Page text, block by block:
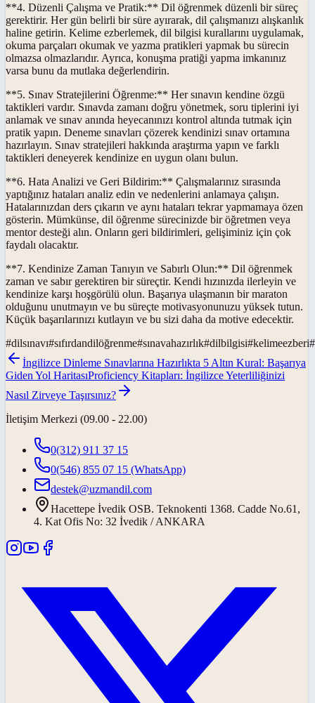
**4. Düzenli Çalışma ve Pratik:** Dil öğrenmek düzenli bir süreç
gerektirir. Her gün belirli bir süre ayırarak, dil çalışmanızı alışkanlık
haline getirin. Kelime ezberlemek, dil bilgisi kurallarını uygulamak,
okuma parçaları okumak ve yazma pratikleri yapmak bu sürecin
olmazsa olmazlarıdır. Ayrıca, konuşma pratiği yapma imkanınız
varsa bunu da mutlaka değerlendirin.
**5. Sınav Stratejilerini Öğrenme:** Her sınavın kendine özgü
taktikleri vardır. Sınavda zamanı doğru yönetmek, soru tiplerini iyi
anlamak ve sınav anında heyecanınızı kontrol altında tutmak için
pratik yapın. Deneme sınavları çözerek kendinizi sınav ortamına
hazırlayın. Sınav stratejileri hakkında araştırma yapın ve farklı
taktikleri deneyerek kendinize en uygun olanı bulun.
**6. Hata Analizi ve Geri Bildirim:** Çalışmalarınız sırasında
yaptığınız hataları analiz edin ve nedenlerini anlamaya çalışın.
Hatalarınızdan ders çıkarın ve aynı hataları tekrar yapmamaya özen
gösterin. Mümkünse, dil öğrenme sürecinizde bir öğretmen veya
mentor desteği alın. Onların geri bildirimleri, gelişiminiz için çok
faydalı olacaktır.
**7. Kendinize Zaman Tanıyın ve Sabırlı Olun:** Dil öğrenmek
zaman ve sabır gerektiren bir süreçtir. Kendi hızınızda ilerleyin ve
kendinize karşı hoşgörülü olun. Başarıya ulaşmanın bir maraton
olduğunu unutmayın ve bu süreçte motivasyonunuzu yüksek tutun.
Küçük başarılarınızı kutlayın ve bu sizi daha da motive edecektir.
#dilsınavı#sıfırdandilöğrenme#sınavahazırlık#dilbilgisi#kelimeezberi#
İngilizce Dinleme Sınavlarına Hazırlıkta 5 Altın Kural: Başarıya
Giden Yol HaritasıProficiency Kitapları: İngilizce Yeterliliğinizi
Nasıl Zirveye Taşırsınız?
İletişim Merkezi (09.00 - 22.00)
0(312) 911 37 15
0(546) 855 07 15 (WhatsApp)
destek@uzmandil.com
Hacettepe İvedik OSB. Teknokenti 1368. Cadde No.61,
4. Kat Ofis No: 32 İvedik / ANKARA